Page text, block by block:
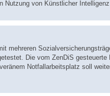
Nutzung von Künstlicher
mehreren
Die vom ZenDiS gesteuerte
Notfallarbeitsplatz soll